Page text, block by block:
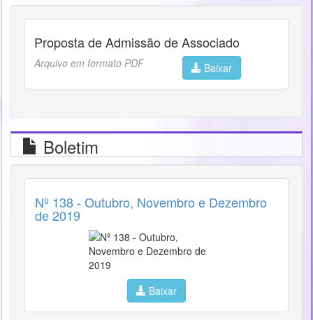
Proposta de Admissão de Associado
Arquivo em formato PDF Baixar
Boletim
Nº 138 - Outubro, Novembro e Dezembro
de 2019
Baixar